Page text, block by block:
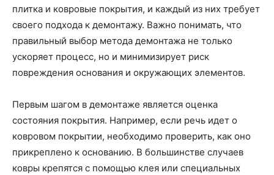
плитка и ковровые покрытия, и каждый из них требует
своего подхода к демонтажу. Важно понимать, что
правильный выбор метода демонтажа не только
ускоряет процесс, но и минимизирует риск
повреждения основания и окружающих элементов.
Первым шагом в демонтаже является оценка
состояния покрытия. Например, если речь идет о
ковровом покрытии, необходимо проверить, как оно
прикреплено к основанию. В большинстве случаев
ковры крепятся с помощью клея или специальных